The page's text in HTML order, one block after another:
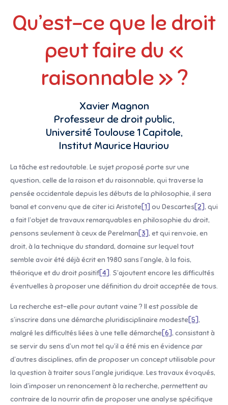
Qu’est-ce que le droit
peut faire du «
raisonnable » ?
Xavier Magnon
Professeur de droit public,
Université Toulouse 1 Capitole,
Institut Maurice Hauriou
La tâche est redoutable. Le sujet proposé porte sur une
question, celle de la raison et du raisonnable, qui traverse la
pensée occidentale depuis les débuts de la philosophie, il sera
banal et convenu que de citer ici Aristote[1] ou Descartes[2], qui
a fait l’objet de travaux remarquables en philosophie du droit,
pensons seulement à ceux de Perelman[3], et qui renvoie, en
droit, à la technique du standard, domaine sur lequel tout
semble avoir été déjà écrit en 1980 sans l’angle, à la fois,
théorique et du droit positif[4]. S’ajoutent encore les difficultés
éventuelles à proposer une définition du droit acceptée de tous.
La recherche est-elle pour autant vaine ? Il est possible de
s’inscrire dans une démarche pluridisciplinaire modeste[5],
malgré les difficultés liées à une telle démarche[6], consistant à
se servir du sens d’un mot tel qu’il a été mis en évidence par
d’autres disciplines, afin de proposer un concept utilisable pour
la question à traiter sous l’angle juridique. Les travaux évoqués,
loin d’imposer un renoncement à la recherche, permettent au
contraire de la nourrir afin de proposer une analyse spécifique